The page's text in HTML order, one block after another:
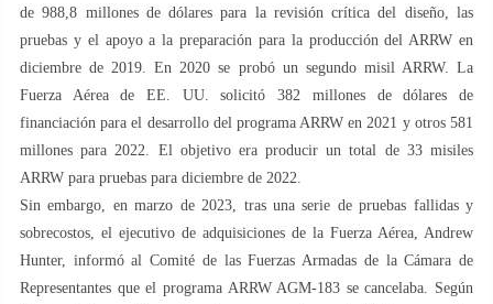
de 988,8 millones de dólares para la revisión crítica del diseño, las
pruebas y el apoyo a la preparación para la producción del ARRW en
diciembre de 2019. En 2020 se probó un segundo misil ARRW. La
Fuerza Aérea de EE. UU. solicitó 382 millones de dólares de
financiación para el desarrollo del programa ARRW en 2021 y otros 581
millones para 2022. El objetivo era producir un total de 33 misiles
ARRW para pruebas para diciembre de 2022.
Sin embargo, en marzo de 2023, tras una serie de pruebas fallidas y
sobrecostos, el ejecutivo de adquisiciones de la Fuerza Aérea, Andrew
Hunter, informó al Comité de las Fuerzas Armadas de la Cámara de
Representantes que el programa ARRW AGM-183 se cancelaba. Según